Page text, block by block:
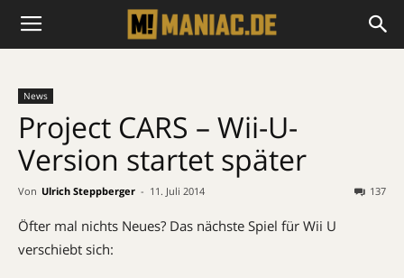
News
Project CARS – Wii-U-
Version startet später
Von Ulrich Steppberger - 11. Juli 2014 137
Öfter mal nichts Neues? Das nächste Spiel für Wii U
verschiebt sich: